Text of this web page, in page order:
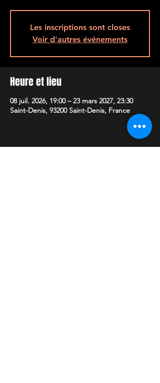
Les inscriptions sont closes
Voir d'autres événements
Heure et lieu
08 juil. 2026, 19:00 – 23 mars 2027, 23:30
Saint-Denis, 93200 Saint-Denis, France